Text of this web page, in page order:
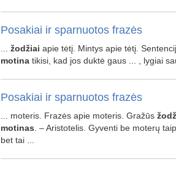
Posakiai ir sparnuotos frazės
žodžiai apie tėtį. Mintys apie tėtį.
motinatikisi, kad jos duktė gaus ... , lygiai
Posakiai ir sparnuotos frazės
... moteris. Frazės apie moteris. Gražūs
motinas . – Aristotelis. Gyventi be moterų
bet tai ...